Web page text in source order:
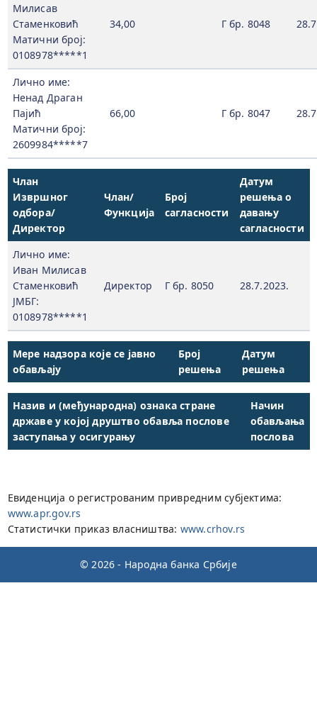
Милисав
Стаменковић
Матични број:
0108978*****1
34,00 Г бр. 8048
Лично име:
Ненад Драган
Пајић
Матични број:
2609984*****7
66,00 Г бр. 8047
Члан
Извршног
одбора/
Директор
Члан/
Функција
Број
сагласности
Датум
решења о
давању
сагласности
Лично име:
Иван Милисав
Стаменковић
ЈМБГ:
0108978*****1
Директор Г бр. 8050 28.7.2023.
Мере надзора које се јавно
обављају
Број
решења
Датум
решења
Назив и (међународна) ознака стране
државе у којој друштво обавља послове
заступања у осигурању
Начин
обављања
послова
Евиденција о регистрованим привредним субјектима:
www.apr.gov.rs
Статистички приказ власништва: www.crhov.rs
© 2026 - Народна банка Србије